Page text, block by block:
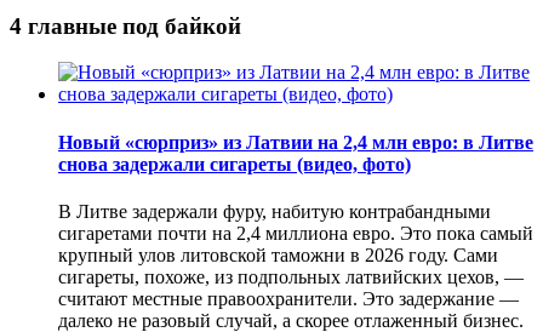
4 главные под байкой
Новый «сюрприз» из Латвии на 2,4 млн евро: в Литве
снова задержали сигареты (видео, фото)
В Литве задержали фуру, набитую контрабандными
сигаретами почти на 2,4 миллиона евро. Это пока самый
крупный улов литовской таможни в 2026 году. Сами
сигареты, похоже, из подпольных латвийских цехов, —
считают местные правоохранители. Это задержание —
далеко не разовый случай, а скорее отлаженный бизнес.